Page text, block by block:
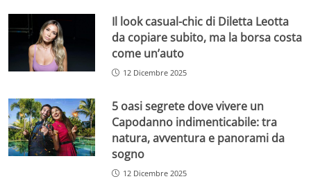
Il look casual-chic di Diletta Leotta
da copiare subito, ma la borsa costa
come un’auto
12 Dicembre 2025
5 oasi segrete dove vivere un
Capodanno indimenticabile: tra
natura, avventura e panorami da
sogno
12 Dicembre 2025